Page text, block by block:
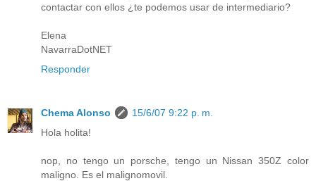
contactar con ellos ¿te podemos usar de intermediario?
Elena
NavarraDotNET
Responder
Chema Alonso
15/6/07 9:22 p. m.
Hola holita!
nop, no tengo un porsche, tengo un Nissan 350Z color
maligno. Es el malignomovil.